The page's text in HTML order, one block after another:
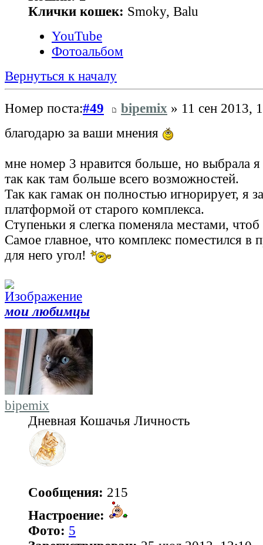
Клички кошек: Smoky, Balu
YouTube
Фотоальбом
Вернуться к началу
Номер поста:#49 bipemix » 11 сен 2013,
благодарю за ваши мнения
мне номер 3 нравится больше, но выбрала я
так как там больше всего возможностей.
Так как гамак он полностью игнорирует, я
платформой от старого комплекса.
Ступеньки я слегка поменяла местами,
Самое главное, что комплекс поместился в
для него угол!
мои любимцы
bipemix
Дневная Кошачья Личность
Сообщения: 215
Настроение:
Фото: 5